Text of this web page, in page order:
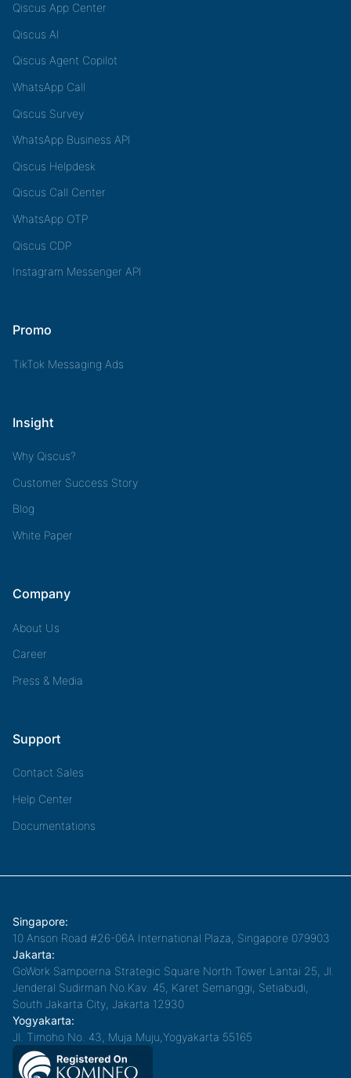
Qiscus App Center
Qiscus AI
Qiscus Agent Copilot
WhatsApp Call
Qiscus Survey
WhatsApp Business API
Qiscus Helpdesk
Qiscus Call Center
WhatsApp OTP
Qiscus CDP
Instagram Messenger API
Promo
TikTok Messaging Ads
Insight
Why Qiscus?
Customer Success Story
Blog
White Paper
Company
About Us
Career
Press & Media
Support
Contact Sales
Help Center
Documentations
Singapore:
10 Anson Road #26-06A International Plaza, Singapore 079903
Jakarta:
GoWork Sampoerna Strategic Square North Tower Lantai 25, Jl.
Jenderal Sudirman No.Kav. 45, Karet Semanggi, Setiabudi,
South Jakarta City, Jakarta 12930
Yogyakarta:
Jl. Timoho No. 43, Muja Muju,Yogyakarta 55165